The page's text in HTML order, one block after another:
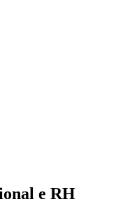
e RH